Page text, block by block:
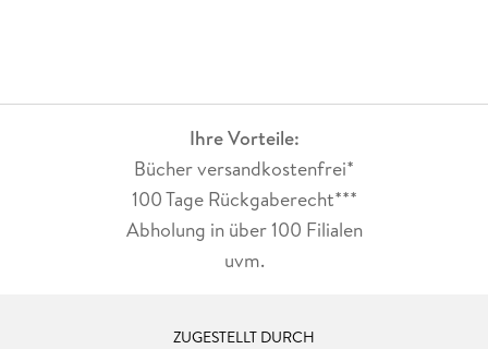
Ihre Vorteile:
Bücher versandkostenfrei*
100 Tage Rückgaberecht***
Abholung in über 100 Filialen
uvm.
ZUGESTELLT DURCH